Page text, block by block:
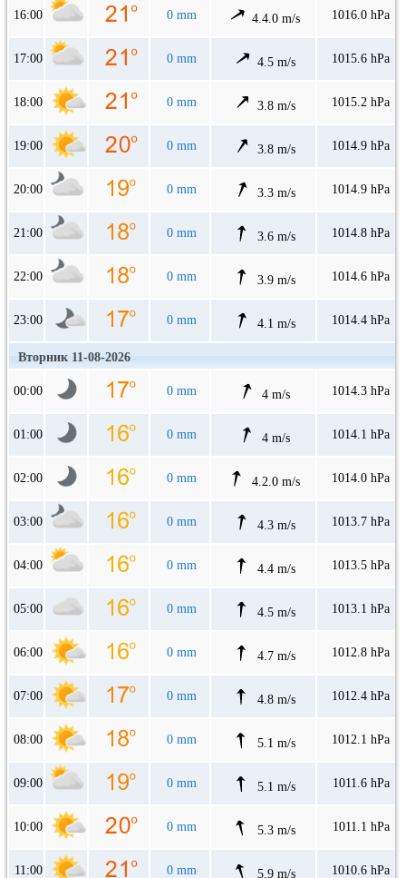
16:00 0 mm 4.4.0 m/s 1016.0 hPa
17:00 0 mm 4.5 m/s 1015.6 hPa
18:00 0 mm 3.8 m/s 1015.2 hPa
19:00 0 mm 3.8 m/s 1014.9 hPa
20:00 0 mm 3.3 m/s 1014.9 hPa
21:00 0 mm 3.6 m/s 1014.8 hPa
22:00 0 mm 3.9 m/s 1014.6 hPa
23:00 0 mm 4.1 m/s 1014.4 hPa
Вторник 11-08-2026
00:00 0 mm 4 m/s 1014.3 hPa
01:00 0 mm 4 m/s 1014.1 hPa
02:00 0 mm 4.2.0 m/s 1014.0 hPa
03:00 0 mm 4.3 m/s 1013.7 hPa
04:00 0 mm 4.4 m/s 1013.5 hPa
05:00 0 mm 4.5 m/s 1013.1 hPa
06:00 0 mm 4.7 m/s 1012.8 hPa
07:00 0 mm 4.8 m/s 1012.4 hPa
08:00 0 mm 5.1 m/s 1012.1 hPa
09:00 0 mm 5.1 m/s 1011.6 hPa
10:00 0 mm 5.3 m/s 1011.1 hPa
11:00 0 mm 5.9 m/s 1010.6 hPa